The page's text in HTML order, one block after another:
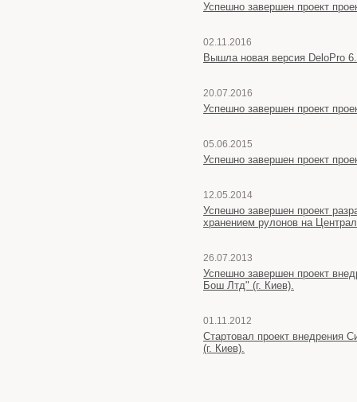
Успешно завершен проект
02.11.2016
Вышла новая версия DeloPro
20.07.2016
Успешно завершен проект
05.06.2015
Успешно завершен проект
12.05.2014
Успешно завершен проект
хранением рулонов на
26.07.2013
Успешно завершен проект
Бош Лтд" (г. Киев).
01.11.2012
Стартовал проект внедрения
(г. Киев).